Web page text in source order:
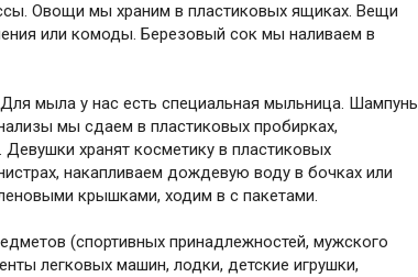
Овощи мы храним в пластиковых ящиках. Вещи
или комоды. Березовый сок мы наливаем в
мыла у нас есть специальная мыльница. Шампунь
мы сдаем в пластиковых пробирках,
хранят косметику в пластиковых
накапливаем дождевую воду в бочках или
крышками, ходим в с пакетами.
(спортивных принадлежностей, мужского
легковых машин, лодки, детские игрушки,